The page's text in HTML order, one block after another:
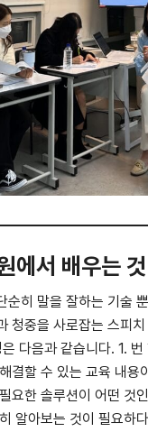
에서 배우는 것
순히 말을 잘하는 기술
청중을 사로잡는 스피
다음과 같습니다. 1.
결할 수 있는 교육 내용
요한 솔루션이 어떤 것
알아보는 것이 필요하